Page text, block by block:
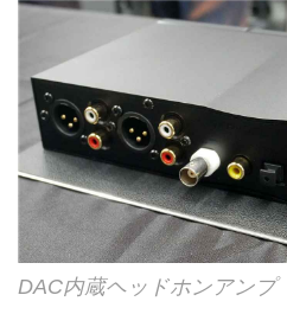
DAC内蔵ヘッドホンアンプ